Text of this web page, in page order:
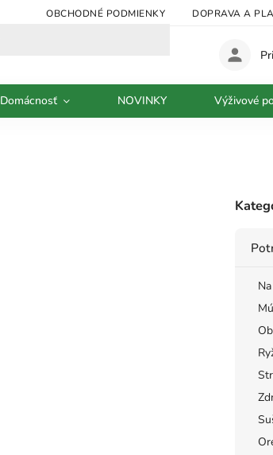
OBCHODNÉ PODMIENKY DOPRAVA A
Domácnosť NOVINKY Výživové